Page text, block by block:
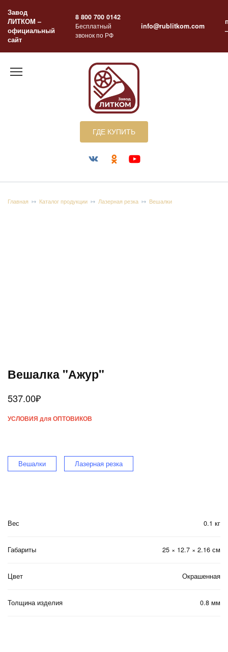
содержанию
Завод
ЛИТКОМ –
официальный
сайт
8 800 700 0142
Бесплатный
звонок по РФ
info@rublitkom.com
ГДЕ КУПИТЬ
Главная Каталог продукции Лазерная резка Вешалки
Вешалка "Ажур"
537.00₽
УСЛОВИЯ для ОПТОВИКОВ
Вешалки Лазерная резка
Вес 0.1 кг
Габариты 25 × 12.7 × 2.16 см
Цвет Окрашенная
Толщина изделия 0.8 мм